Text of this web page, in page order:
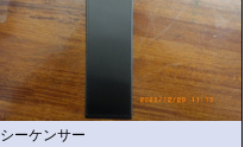
シーケンサー